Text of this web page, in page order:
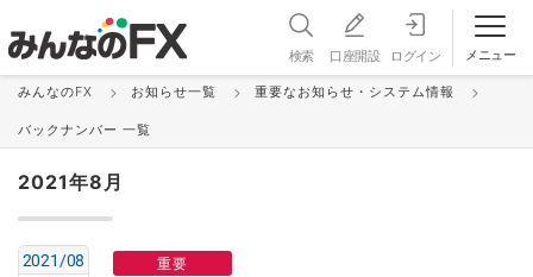
検索 口座開設 ログイン メニュー
バックナンバー 一覧
みんなのFX お知らせ一覧 重要なお知らせ・システム情報
バックナンバー 一覧
2021年8月
2021/08 重要